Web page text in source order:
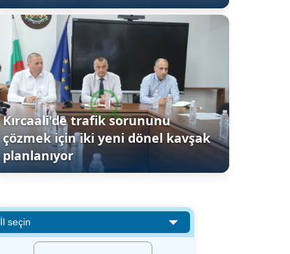
Kırcaali'de trafik sorununu
çözmek için iki yeni dönel kavşak
planlanıyor